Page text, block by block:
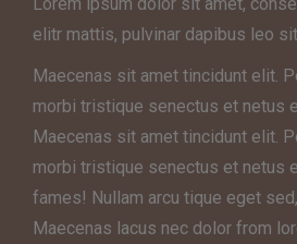
elitr mattis, pulvinar dapibus leo
Maecenas sit amet tincidunt elit.
morbi tristique senectus et netus
Maecenas sit amet tincidunt elit.
morbi tristique senectus et netus
fames! Nullam arcu tique eget
Maecenas lacus nec dolor from